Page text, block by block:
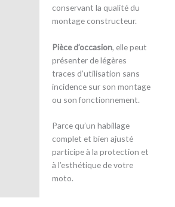
conservant la qualité du
montage constructeur.
Pièce d’occasion, elle peut
présenter de légères
traces d’utilisation sans
incidence sur son montage
ou son fonctionnement.
Parce qu’un habillage
complet et bien ajusté
participe à la protection et
à l’esthétique de votre
moto.